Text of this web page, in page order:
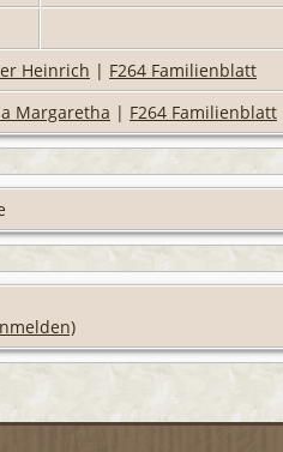
Heinrich | F264 Familienblatt
Margaretha | F264 Familienblatt